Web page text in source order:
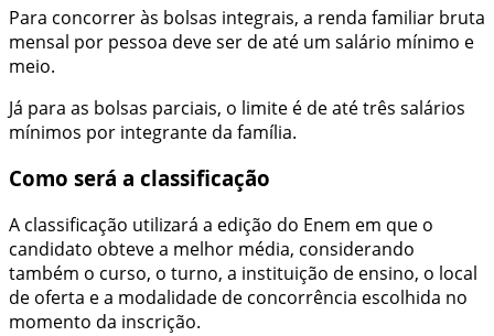
Para concorrer às bolsas integrais, a renda familiar bruta
mensal por pessoa deve ser de até um salário mínimo e
meio.
Já para as bolsas parciais, o limite é de até três salários
mínimos por integrante da família.
Como será a classificação
A classificação utilizará a edição do Enem em que o
candidato obteve a melhor média, considerando
também o curso, o turno, a instituição de ensino, o local
de oferta e a modalidade de concorrência escolhida no
momento da inscrição.